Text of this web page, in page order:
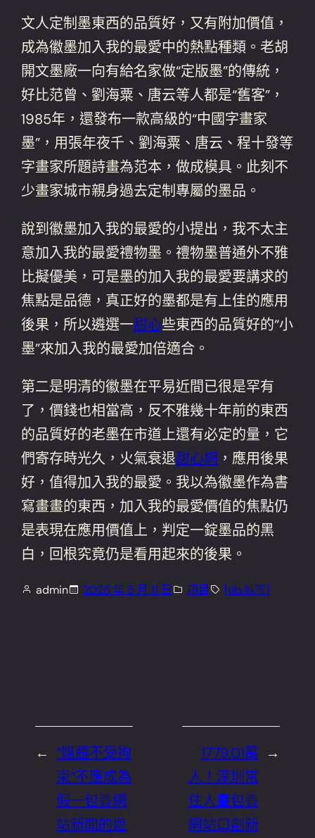
文人定制墨東西的品質好，又有附加價值，
成為徽墨加入我的最愛中的熱點種類。老胡
開文墨廠一向有給名家做“定版墨”的傳統，
好比范曾、劉海粟、唐云等人都是“舊客”，
1985年，還發布一款高級的“中國字畫家
墨”，用張年夜千、劉海粟、唐云、程十發等
字畫家所題詩畫為范本，做成模具。此刻不
少畫家城市親身過去定制專屬的墨品。
說到徽墨加入我的最愛的小提出，我不太主
意加入我的最愛禮物墨。禮物墨普通外不雅
比擬優美，可是墨的加入我的最愛要講求的
焦點是品德，真正好的墨都是有上佳的應用
後果，所以遴選一甜心些東西的品質好的“小
墨”來加入我的最愛加倍適合。
第二是明清的徽墨在平易近間已很是罕有
了，價錢也相當高，反不雅幾十年前的東西
的品質好的老墨在市道上還有必定的量，它
們寄存時光久，火氣衰退甜心網 ，應用後果
好，值得加入我的最愛。我以為徽墨作為書
寫畫畫的東西，加入我的最愛價值的焦點仍
是表現在應用價值上，判定一錠墨品的黑
白，回根究竟仍是看用起來的後果。
admin 2025 年 5 月 11 日 項目 [db:标签]
← “媒體不受拘
束”不應成為
假一包養網
站新聞的遮
→
1779.01萬
人！深圳常
住人臺包養
網站口創新